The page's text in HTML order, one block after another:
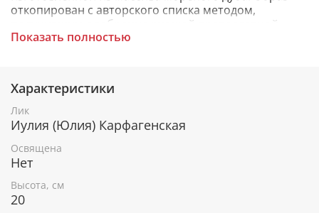
откопирован с авторского списка методом,
получившим одобрение русской православной
церкви.
При окончательном оформлении образа
использовались специальные фронтажные грунты,
выравнивающие лаки и темперные краски. Венец и
поля иконы вручную украшены рельефным
орнаментом и натуральным жемчугом или
полудрагоценными камнями.
Показать полностью
Характеристики
Лик
Иулия (Юлия) Карфагенская
Освящена
Нет
Высота, см
20